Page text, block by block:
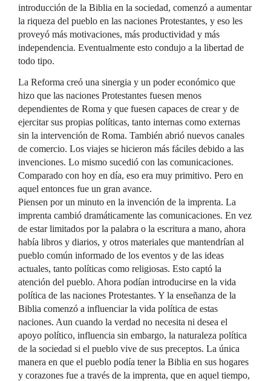
introducción de la Biblia en la sociedad, comenzó a aumentar
la riqueza del pueblo en las naciones Protestantes, y eso les
proveyó más motivaciones, más productividad y más
independencia. Eventualmente esto condujo a la libertad de
todo tipo.
La Reforma creó una sinergia y un poder económico que
hizo que las naciones Protestantes fuesen menos
dependientes de Roma y que fuesen capaces de crear y de
ejercitar sus propias políticas, tanto internas como externas
sin la intervención de Roma. También abrió nuevos canales
de comercio. Los viajes se hicieron más fáciles debido a las
invenciones. Lo mismo sucedió con las comunicaciones.
Comparado con hoy en día, eso era muy primitivo. Pero en
aquel entonces fue un gran avance.
Piensen por un minuto en la invención de la imprenta. La
imprenta cambió dramáticamente las comunicaciones. En vez
de estar limitados por la palabra o la escritura a mano, ahora
había libros y diarios, y otros materiales que mantendrían al
pueblo común informado de los eventos y de las ideas
actuales, tanto políticas como religiosas. Esto captó la
atención del pueblo. Ahora podían introducirse en la vida
política de las naciones Protestantes. Y la enseñanza de la
Biblia comenzó a influenciar la vida política de estas
naciones. Aun cuando la verdad no necesita ni desea el
apoyo político, influencia sin embargo, la naturaleza política
de la sociedad si el pueblo vive de sus preceptos. La única
manera en que el pueblo podía tener la Biblia en sus hogares
y corazones fue a través de la imprenta, que en aquel tiempo,